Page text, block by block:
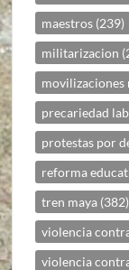
maestros (239)
militarizacion
movilizaciones
precariedad
protestas por
reforma
tren maya (382)
violencia
violencia